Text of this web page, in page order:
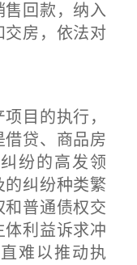
回款，纳入
交房，依法对
目的执行，
贷、商品房
纷的高发领
纠纷种类繁
普通债权交
利益诉求冲
难以推动执